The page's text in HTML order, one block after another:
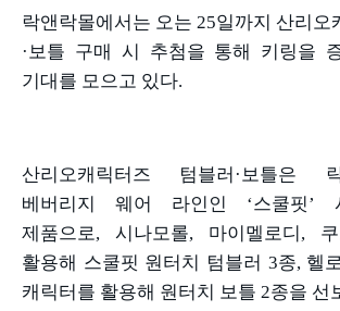
락앤락몰에서는 오는 25일까지 산리오
·보틀 구매 시 추첨을 통해 키링을
기대를 모으고 있다.
산리오캐릭터즈 텀블러 ·보틀은
베버리지 웨어 라인인
‘스쿨핏’
제품으로, 시나모롤, 마이멜로디 ,
활용해 스쿨핏 원터치 텀블러 3종, 헬
캐릭터를 활용해 원터치 보틀 2종을 선